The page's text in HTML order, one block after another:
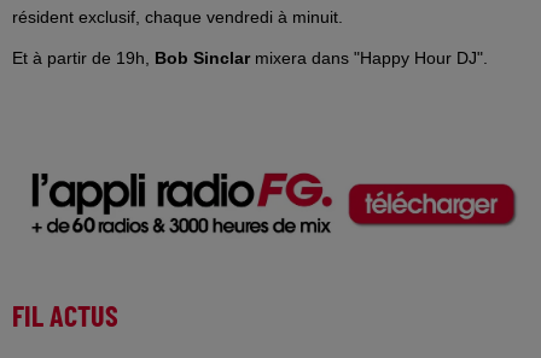
résident exclusif, chaque vendredi à minuit.
Et à partir de 19h, Bob Sinclarmixera dans "Happy Hour DJ".
FIL ACTUS